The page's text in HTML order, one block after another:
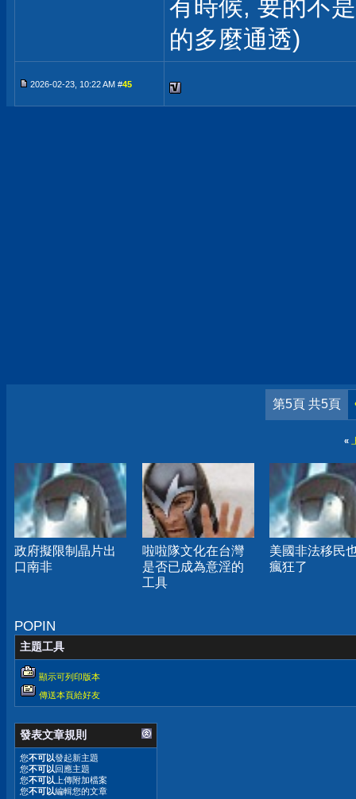
有時候, 要的不
的多麼通透)
2026-02-23, 10:22 AM #45
第5頁 共5頁
«
政府擬限制晶片出
口南非
啦啦隊文化在台灣
是否已成為意淫的
工具
美國非法移民
瘋狂了
POPIN
主題工具
顯示可列印版本
傳送本頁給好友
發表文章規則
您不可以發起新主題
您不可以回應主題
您不可以 上傳附加檔案
您不可以編輯您的文章